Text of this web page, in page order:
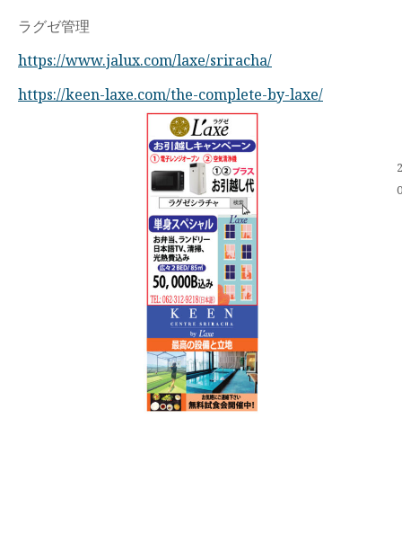
ラグゼ管理
https://www.jalux.com/laxe/sriracha/
https://keen-laxe.com/the-complete-by-laxe/